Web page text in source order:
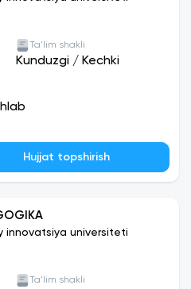
Ta'lim shakli
Kunduzgi / Kechki
Hujjat topshirish
innovatsiya universiteti
Ta'lim shakli